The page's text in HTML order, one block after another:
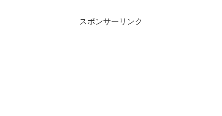
スポンサーリンク